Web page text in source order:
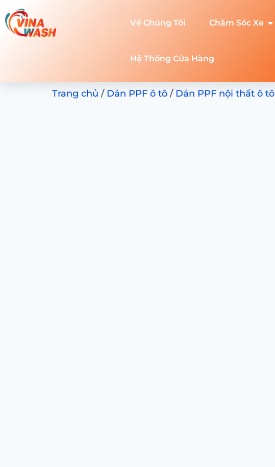
Về Chúng Tôi Chăm Sóc Xe
Hệ Thống Cửa Hàng
Trang chủ / Dán PPF ô tô / Dán PPF nội thất ô tô